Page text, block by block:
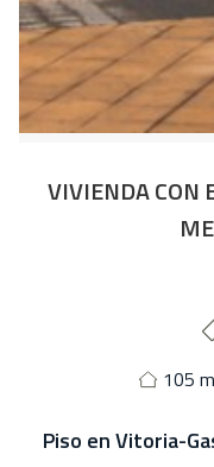
VIVIENDA CON
105
Piso enVitoria-